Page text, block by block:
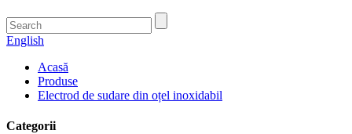
English
Acasă
Produse
Electrod de sudare din oțel inoxidabil
Categorii